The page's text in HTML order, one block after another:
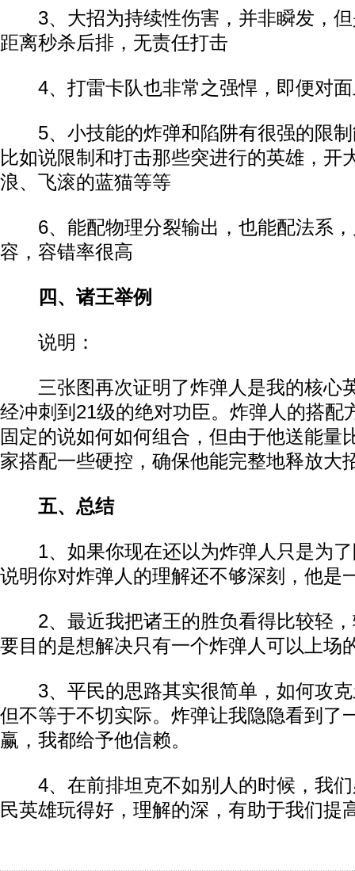
3、大招为持续性伤害，并非瞬发，但
距离秒杀后排，无责任打击
4、打雷卡队也非常之强悍，即便对面
5、小技能的炸弹和陷阱有很强的限制
比如说限制和打击那些突进行的英雄，开
浪、飞滚的蓝猫等等
6、能配物理分裂输出，也能配法系，
容，容错率很高
四、诸王举例
说明：
三张图再次证明了炸弹人是我的核心
经冲刺到21级的绝对功臣。炸弹人的搭配
固定的说如何如何组合，但由于他送能量
家搭配一些硬控，确保他能完整地释放大
五、总结
1、如果你现在还以为炸弹人只是为了
说明你对炸弹人的理解还不够深刻，他是
2、最近我把诸王的胜负看得比较轻，
要目的是想解决只有一个炸弹人可以上场
3、平民的思路其实很简单，如何攻克
但不等于不切实际。炸弹让我隐隐看到了
赢，我都给予他信赖。
4、在前排坦克不如别人的时候，我们
民英雄玩得好，理解的深，有助于我们提